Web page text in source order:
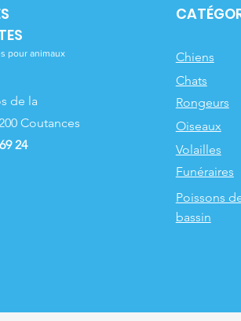
pour animaux
de la
Coutances
24
Chiens
Chats
Rongeurs
Oiseaux
Volailles
Funéraires
Poissons
bassin